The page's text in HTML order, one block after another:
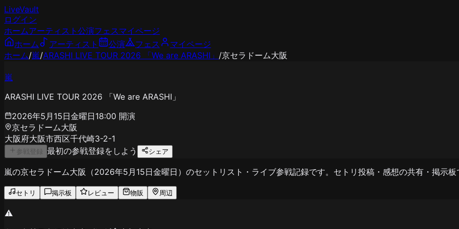
LiveVault
ログイン
ホームアーティスト 公演フェスマイページ
ホーム
アーティスト 公演 フェス
マイページ
ホーム/嵐/ARASHI LIVE TOUR 2026 「We are ARASHI」 /京セラドーム大阪
嵐
ARASHI LIVE TOUR 2026 「We are ARASHI」
2026年5月15日金曜日18:00 開演
京セラドーム大阪
大阪府大阪市西区千代崎3-2-1
参戦登録 最初の参戦登録をしよう シェア
嵐の京セラドーム大阪（2026年5月15日金曜日）のセットリスト・ライブ参戦記録です。セトリ投稿・感想の共有・掲示板
セトリ 掲示板 レビュー 物販 周辺
⚠️